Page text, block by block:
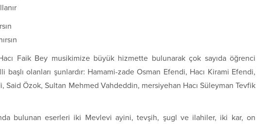
Faik Bey musikimize büyük hizmette bulunarak çok sayıda öğrenci
başlı olanları şunlardır: Hamami-zade Osman Efendi, Hacı Kirami Efendi,
Said Özok, Sultan Mehmed Vahdeddin, mersiyehan Hacı Süleyman Tevfik
bulunan eserleri iki Mevlevi ayini, tevşih, şugl ve ilahiler, iki kar, on